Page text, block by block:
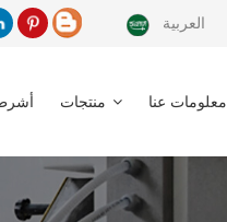
العربية
منتجات معلومات عنا